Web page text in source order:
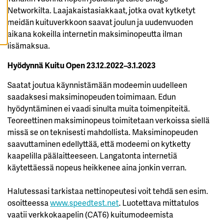
K
I
H
Y
V
K
S
K
A
I
K
K
I
E
V
Ä
S
T
E
E
T
Networkilta. Laajakaistasiakkaat, jotka ovat kytketyt
meidän kuituverkkoon saavat joulun ja uudenvuoden
aikana kokeilla internetin maksiminopeutta ilman
lisämaksua.
Hyödynnä Kuitu Open 23.12.2022–3.1.2023
Saatat joutua käynnistämään modeemin uudelleen
saadaksesi maksiminopeuden toimimaan. Edun
hyödyntäminen ei vaadi sinulta muita toimenpiteitä.
Teoreettinen maksiminopeus toimitetaan verkoissa siellä
missä se on teknisesti mahdollista. Maksiminopeuden
saavuttaminen edellyttää, että modeemi on kytketty
kaapelilla päälaitteeseen. Langatonta internetiä
käytettäessä nopeus heikkenee aina jonkin verran.
Halutessasi tarkistaa nettinopeutesi voit tehdä sen esim.
osoitteessawww.speedtest.net. Luotettava mittatulos
vaatii verkkokaapelin (CAT6) kuitumodeemista